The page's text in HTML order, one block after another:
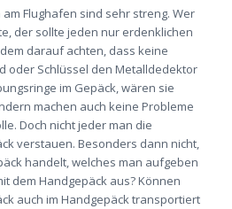
Flughafen sind sehr streng. Wer
der sollte jeden nur erdenklichen
darauf achten, dass keine
oder Schlüssel den Metalldedektor
im Gepäck, wären sie
machen auch keine Probleme
Doch nicht jeder man die
verstauen. Besonders dann nicht,
handelt, welches man aufgeben
dem Handgepäck aus? Können
auch im Handgepäck transportiert